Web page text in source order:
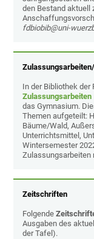
den Bestand aktuell
fdbiobib@uni-
In der Bibliothek der
Zulassungsarbeiten
das Gymnasium.
Themen aufgeteilt:
Bäume/Wald,
Unterrichtsmittel,
Wintersemester
Zulassungsarbeiten
Zeitschriften
Folgende
Ausgaben des
der Tafel).